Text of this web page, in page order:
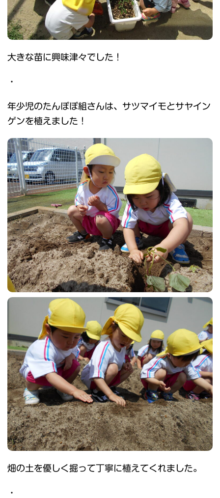
大きな苗に興味津々でした！
・
年少児のたんぽぽ組さんは、サツマイモとサヤイン
ゲンを植えました！
畑の土を優しく掘って丁寧に植えてくれました。
・